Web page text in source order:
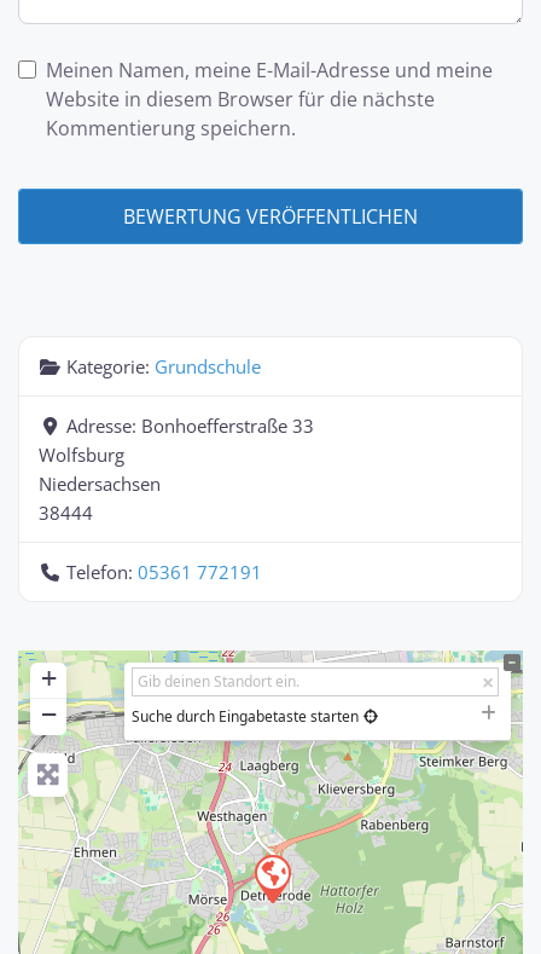
Meinen Namen, meine E-Mail-Adresse und meine
Website in diesem Browser für die nächste
Kommentierung speichern.
Kategorie: Grundschule
Adresse: Bonhoefferstraße 33
Wolfsburg
Niedersachsen
38444
Telefon: 05361 772191
+
−
Suche durch Eingabetaste starten